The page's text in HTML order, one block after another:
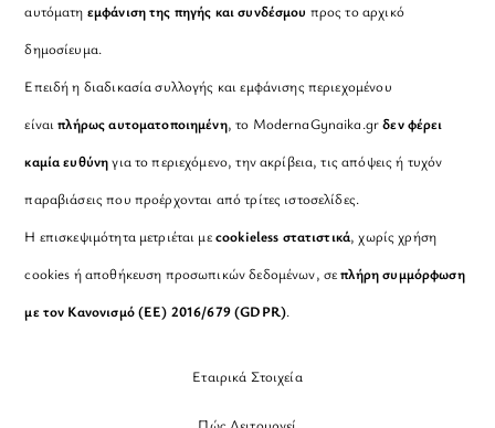
αυτόματη εμφάνιση της πηγής και συνδέσμου προς το αρχικό
δημοσίευμα.
Επειδή η διαδικασία συλλογής και εμφάνισης περιεχομένου
είναιπλήρως αυτοματοποιημένη, το ModernaGynaika.grδεν φέρει
καμία ευθύνηγια το περιεχόμενο, την ακρίβεια, τις απόψεις ή τυχόν
παραβιάσεις που προέρχονται από τρίτες ιστοσελίδες.
Η επισκεψιμότητα μετριέται μεcookieless στατιστικά, χωρίς χρήση
cookies ή αποθήκευση προσωπικών δεδομένων, σεπλήρη συμμόρφωση
με τον Κανονισμό (ΕΕ) 2016/679 (GDPR).
Εταιρικά Στοιχεία